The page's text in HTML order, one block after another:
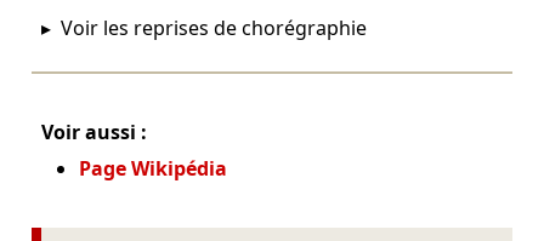
Voir les reprises de chorégraphie
Voir aussi :
Page Wikipédia